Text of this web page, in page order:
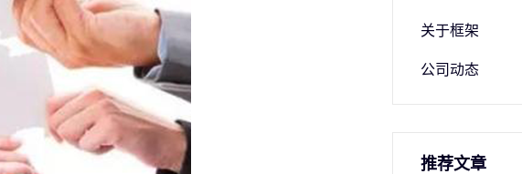
关于框架
公司动态
推荐文章